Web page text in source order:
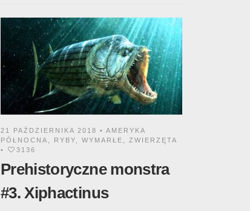
21 PAŹDZIERNIKA 2018 • AMERYKA
PÓŁNOCNA
RYBY WYMARŁE
ZWIERZĘTA
•
3136
Prehistoryczne monstra
#3. Xiphactinus